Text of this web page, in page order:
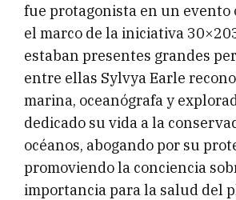
fue protagonista en un evento
el marco de la iniciativa
estaban presentes grandes
entre ellas Sylvya Earle
marina, oceanógrafa y
dedicado su vida a la
océanos, abogando por su
promoviendo la conciencia
importancia para la salud del